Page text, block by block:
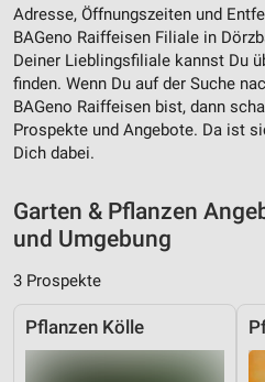
Adresse, Öffnungszeiten und
BAGeno Raiffeisen Filiale in
Deiner Lieblingsfiliale kannst Du
finden. Wenn Du auf der Suche
BAGeno Raiffeisen bist, dann
Prospekte und Angebote. Da ist
Dich dabei.
Garten & Pflanzen
und Umgebung
3 Prospekte
Pflanzen Kölle
personalisierter Inhalte
Messung der Werbeleistung
Messung der Performance von
Analyse von Zielgruppen durch
Entwicklung und Verbesserung
Verwendung reduzierter Daten
IAB-Besonderheiten:
Verwendung genauer